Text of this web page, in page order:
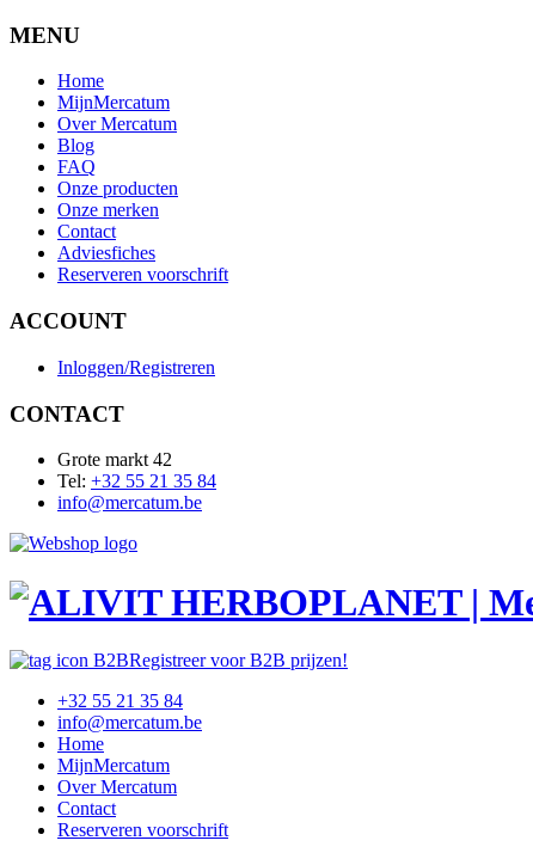
MENU
Home
MijnMercatum
Over Mercatum
Blog
FAQ
Onze producten
Onze merken
Contact
Adviesfiches
Reserveren voorschrift
ACCOUNT
Inloggen/Registreren
CONTACT
Grote markt 42
Tel: +32 55 21 35 84
info@mercatum.be
Registreer voor B2B prijzen!
+32 55 21 35 84
info@mercatum.be
Home
MijnMercatum
Over Mercatum
Contact
Reserveren voorschrift